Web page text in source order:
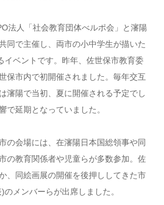
法人「社会教育団体べルポ会」と瀋陽
同で主催し、両市の小中学生が描いた
イベントです。昨年、佐世保市教育委
保市内で初開催されました。毎年交互
瀋陽で当初、夏に開催される予定でし
で延期となっていました。
の会場には、在瀋陽日本国総領事や同
の教育関係者や児童らが多数参加。佐
、同絵画展の開催を後押ししてきた市
メンバーらが出席しました。